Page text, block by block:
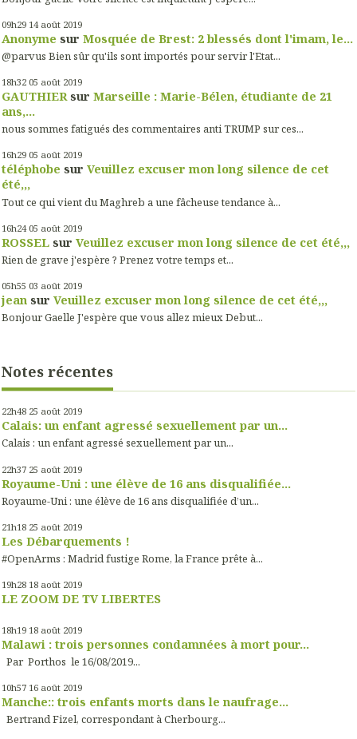
09h29 14 août 2019
Anonyme sur Mosquée de Brest: 2 blessés dont l'imam, le...
@parvus Bien sûr qu'ils sont importés pour servir l'Etat...
18h32 05 août 2019
GAUTHIERsur Marseille : Marie-Bélen, étudiante de 21
ans,...
nous sommes fatigués des commentaires anti TRUMP sur ces...
16h29 05 août 2019
téléphobe sur Veuillez excuser mon long silence de cet
été,,,
Tout ce qui vient du Maghreb a une fâcheuse tendance à...
16h24 05 août 2019
ROSSEL sur Veuillez excuser mon long silence de cet été,,,
Rien de grave j'espère ? Prenez votre temps et...
05h55 03 août 2019
jean sur Veuillez excuser mon long silence de cet été,,,
Bonjour Gaelle J'espère que vous allez mieux Debut...
Notes récentes
22h48 25 août 2019
Calais: un enfant agressé sexuellement par un...
Calais : un enfant agressé sexuellement par un...
22h37 25 août 2019
Royaume-Uni : une élève de 16 ans disqualifiée...
Royaume-Uni : une élève de 16 ans disqualifiée d’un...
21h18 25 août 2019
Les Débarquements !
#OpenArms : Madrid fustige Rome, la France prête à...
19h28 18 août 2019
LE ZOOM DE TV LIBERTES
18h19 18 août 2019
Malawi : trois personnes condamnées à mort pour...
Par Porthos le 16/08/2019...
10h57 16 août 2019
Manche:: trois enfants morts dans le naufrage...
Bertrand Fizel, correspondant à Cherbourg...